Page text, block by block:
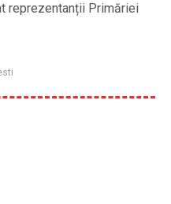
reprezentanții Primăriei